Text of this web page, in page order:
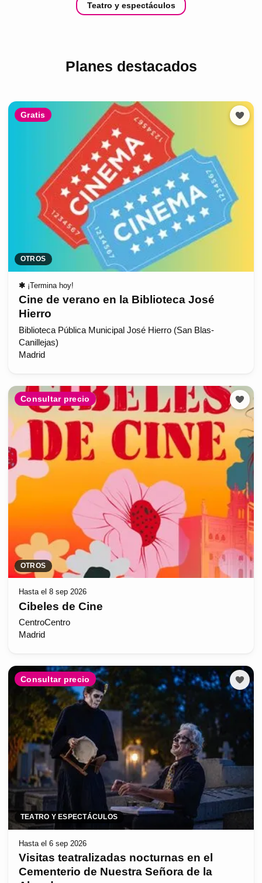
Teatro y espectáculos
Planes destacados
Gratis
OTROS
✱ ¡Termina hoy!
Cine de verano en la Biblioteca José
Hierro
Biblioteca Pública Municipal José Hierro (San Blas-
Canillejas)
Madrid
Consultar precio
OTROS
Hasta el 8 sep 2026
Cibeles de Cine
CentroCentro
Madrid
Consultar precio
TEATRO Y ESPECTÁCULOS
Hasta el 6 sep 2026
Visitas teatralizadas nocturnas en el
Cementerio de Nuestra Señora de la